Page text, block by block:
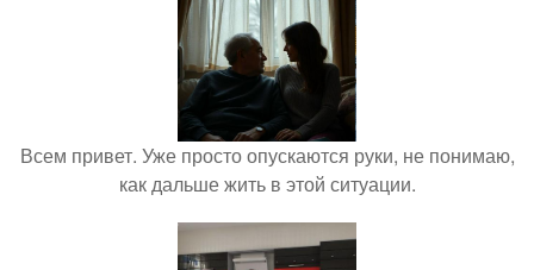
Всем привет. Уже просто опускаются руки, не понимаю,
как дальше жить в этой ситуации.